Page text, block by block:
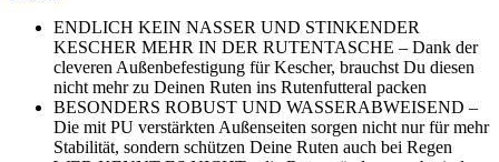
ENDLICH KEIN NASSER UND STINKENDER
KESCHER MEHR IN DER RUTENTASCHE – Dank der
cleveren Außenbefestigung für Kescher, brauchst Du diesen
nicht mehr zu Deinen Ruten ins Rutenfutteral packen
BESONDERS ROBUST UND WASSERABWEISEND –
Die mit PU verstärkten Außenseiten sorgen nicht nur für mehr
Stabilität, sondern schützen Deine Ruten auch bei Regen